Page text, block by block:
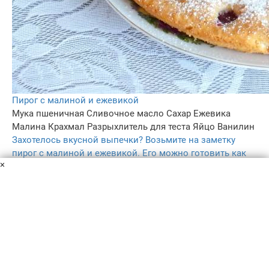
Пирог с малиной и ежевикой
Мука пшеничная Сливочное масло Сахар Ежевика
Малина Крахмал Разрыхлитель для теста Яйцо Ванилин
Захотелось вкусной выпечки? Возьмите на заметку
пирог с малиной и ежевикой. Его можно готовить как
×